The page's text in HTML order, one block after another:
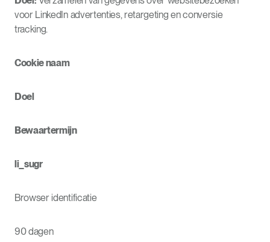
voor LinkedIn advertenties, retargeting en conversie
tracking.
Cookie naam
Doel
Bewaartermijn
li_sugr
Browser identificatie
90 dagen